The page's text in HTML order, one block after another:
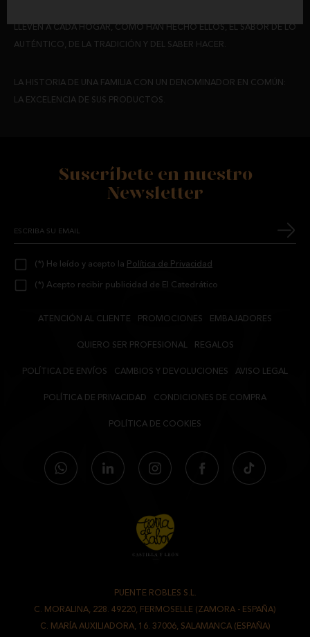
LLEVEN A CADA HOGAR, COMO HAN HECHO ELLOS, EL SABOR DE LO
AUTÉNTICO, DE LA TRADICIÓN Y DEL SABER HACER.
LA HISTORIA DE UNA FAMILIA CON UN DENOMINADOR EN COMÚN:
LA EXCELENCIA DE SUS PRODUCTOS.
Suscríbete en nuestro
Newsletter
(*) He leído y acepto la Política de Privacidad
(*) Acepto recibir publicidad de El Catedrático
ATENCIÓN AL CLIENTE PROMOCIONES EMBAJADORES
QUIERO SER PROFESIONAL REGALOS
POLÍTICA DE ENVÍOS CAMBIOS Y DEVOLUCIONES AVISO LEGAL
POLÍTICA DE PRIVACIDAD CONDICIONES DE COMPRA
POLÍTICA DE COOKIES
PUENTE ROBLES S.L.
C. MORALINA, 228. 49220, FERMOSELLE (ZAMORA - ESPAÑA)
C. MARÍA AUXILIADORA, 16. 37006, SALAMANCA (ESPAÑA)